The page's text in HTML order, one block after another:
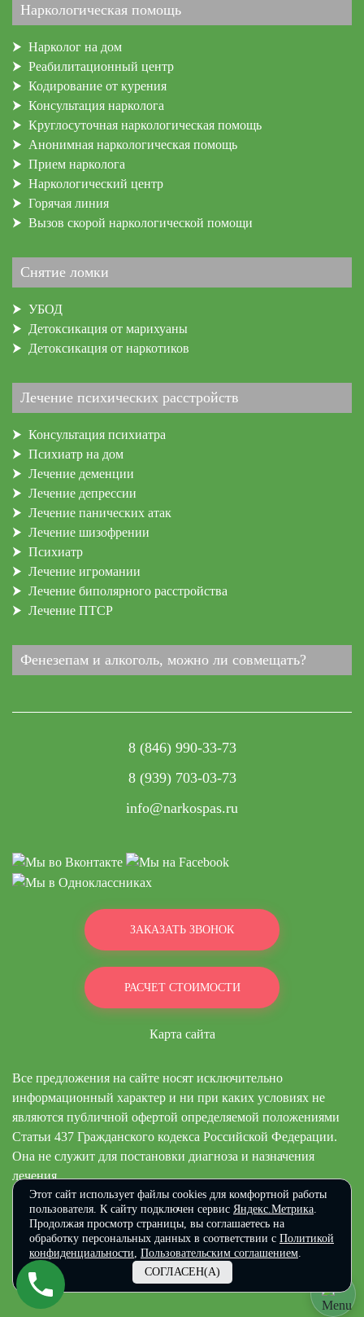
Наркологическая помощь
Нарколог на дом
Реабилитационный центр
Кодирование от курения
Консультация нарколога
Круглосуточная наркологическая помощь
Анонимная наркологическая помощь
Прием нарколога
Наркологический центр
Горячая линия
Вызов скорой наркологической помощи
Снятие ломки
УБОД
Детоксикация от марихуаны
Детоксикация от наркотиков
Лечение психических расстройств
Консультация психиатра
Психиатр на дом
Лечение деменции
Лечение депрессии
Лечение панических атак
Лечение шизофрении
Психиатр
Лечение игромании
Лечение биполярного расстройства
Лечение ПТСР
Фенезепам и алкоголь, можно ли совмещать?
8 (846) 990-33-73
8 (939) 703-03-73
info@narkospas.ru
ЗАКАЗАТЬ ЗВОНОК
РАСЧЕТ СТОИМОСТИ
Карта сайта
Все предложения на сайте носят исключительно
информационный характер и ни при каких условиях не
являются публичной офертой определяемой положениями
Статьи 437 Гражданского кодекса Российской Федерации.
Она не служит для постановки диагноза и назначения
лечения.
© 2019-2024 «Областной Реабилитационный Центр»
Политика конфиденциальности и правила обработки персональных
данных
Медицинские услуги оказывает ООО «Мир» г. Самара, ул.
Аэродромная 99а, Лицензия № ЛО-63-01-004656 от 04.06.2018.
Этот сайт использует файлы cookies для комфортной работы
пользователя. К сайту подключен сервис Яндекс.Метрика.
Продолжая просмотр страницы, вы соглашаетесь на
обработку персональных данных в соответствии с Политикой
конфиденциальности, Пользовательским соглашением.
СОГЛАСЕН(А)